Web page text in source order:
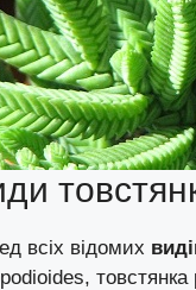
всіх відомих